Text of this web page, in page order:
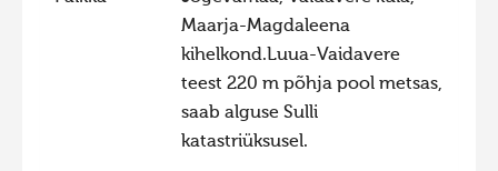
Hiite kuvavõistlus 2015
Hiite kuvavõistlus 2013
Hiite kuvavõistlus 2012
Maarja-Magdaleena
kihelkond.Luua-Vaidavere
teest 220 m põhja pool metsas,
saab alguse Sulli
katastriüksusel.